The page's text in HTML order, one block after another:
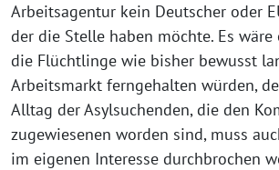
Arbeitsagentur kein Deutscher oder
der die Stelle haben möchte. Es wäre
die Flüchtlinge wie bisher bewusst
Arbeitsmarkt ferngehalten würden,
Alltag der Asylsuchenden, die den
zugewiesenen worden sind, muss
im eigenen Interesse durchbrochen